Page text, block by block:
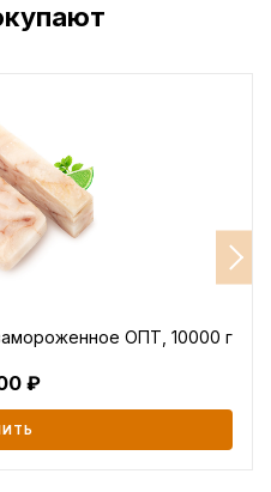
ОПТ, 10000 г